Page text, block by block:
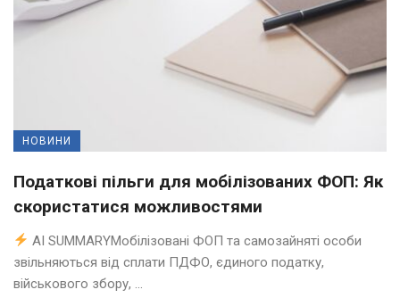
НОВИНИ
Податкові пільги для мобілізованих ФОП: Як
скористатися можливостями
AI SUMMARYМобілізовані ФОП та самозайняті особи
звільняються від сплати ПДФО, єдиного податку,
військового збору, ...